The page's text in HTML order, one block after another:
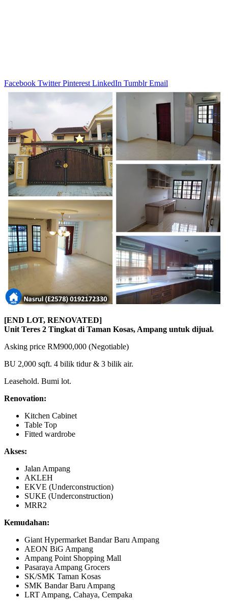
Facebook Twitter Pinterest LinkedIn Tumblr Email
[END LOT, RENOVATED]
Unit Teres 2 Tingkat di Taman Kosas, Ampang untuk dijual.
Asking price RM900,000 (Negotiable)
BU 2,000 sqft. 4 bilik tidur & 3 bilik air.
Leasehold. Bumi lot.
Renovation:
Kitchen Cabinet
Table Top
Fitted wardrobe
Akses:
Jalan Ampang
AKLEH
EKVE (Underconstruction)
SUKE (Underconstruction)
MRR2
Kemudahan:
Giant Hypermarket Bandar Baru Ampang
AEON BiG Ampang
Ampang Point Shopping Mall
Pasaraya Ampang Grocers
SK/SMK Taman Kosas
SMK Bandar Baru Ampang
LRT Ampang, Cahaya, Cempaka